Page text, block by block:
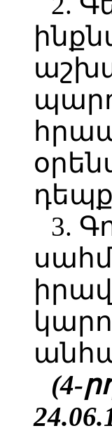
3.
(4-